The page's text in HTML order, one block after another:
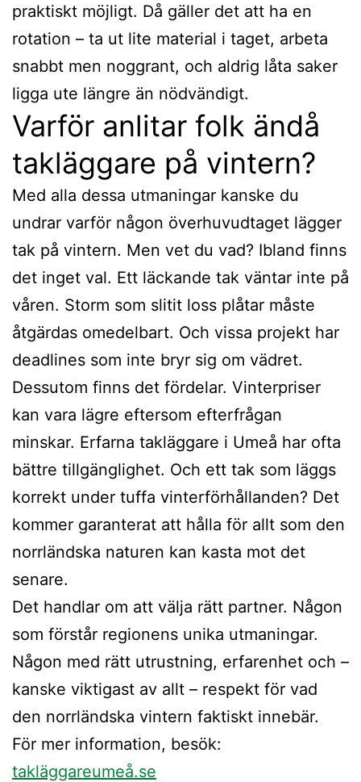
praktiskt möjligt. Då gäller det att ha en
rotation – ta ut lite material i taget, arbeta
snabbt men noggrant, och aldrig låta saker
ligga ute längre än nödvändigt.
Varför anlitar folk ändå
takläggare på vintern?
Med alla dessa utmaningar kanske du
undrar varför någon överhuvudtaget lägger
tak på vintern. Men vet du vad? Ibland finns
det inget val. Ett läckande tak väntar inte på
våren. Storm som slitit loss plåtar måste
åtgärdas omedelbart. Och vissa projekt har
deadlines som inte bryr sig om vädret.
Dessutom finns det fördelar. Vinterpriser
kan vara lägre eftersom efterfrågan
minskar. Erfarna takläggare i Umeå har ofta
bättre tillgänglighet. Och ett tak som läggs
korrekt under tuffa vinterförhållanden? Det
kommer garanterat att hålla för allt som den
norrländska naturen kan kasta mot det
senare.
Det handlar om att välja rätt partner. Någon
som förstår regionens unika utmaningar.
Någon med rätt utrustning, erfarenhet och –
kanske viktigast av allt – respekt för vad
den norrländska vintern faktiskt innebär.
För mer information, besök:
takläggareumeå.se